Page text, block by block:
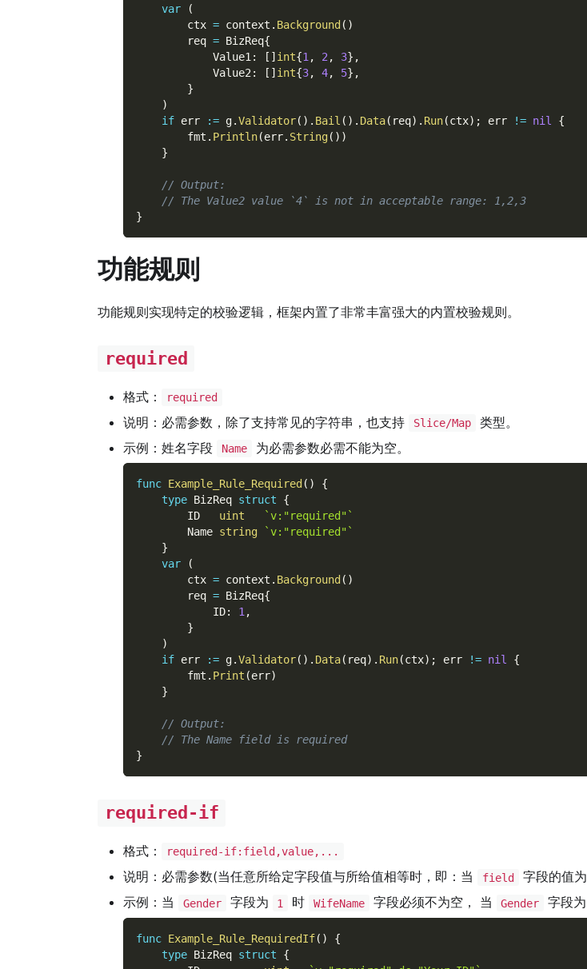
var
(
        ctx
= context . Background ( )
        req
= BizReq{
            Value1
: [ ] int{1 , 2 , 3} ,
            Value2
: [ ] int{3, 4, 5} ,
}
)
if err := g.Validator( ) . Bail ( ) . Data( req) . Run(ctx) ; err != nil
{
        fmt
. Println(err. String( ) )
}
// Output:
// The Value2 value `4` is not in acceptable range: 1,2,3
}
功能规则
功能规则实现特定的校验逻辑，框架内置了非常丰富强大的内置校验规则。
required
格式： required
说明：必需参数，除了支持常见的字符串，也支持 Slice/Map
类型。
示例：姓名字段
Name 为必需参数必需不能为空。
func Example_Rule_Required ( )
{
type BizReq struct
{
        ID
uint
`v:"required"`
        Name
string
`v:"required"`
}
var
(
        ctx
= context . Background ( )
        req
= BizReq{
            ID
: 1 ,
}
)
if err := g.Validator( ) . Data( req) . Run(ctx) ; err != nil
{
        fmt
. Print (err)
}
// Output:
// The Name field is required
}
required-if
格式： required-if:field,value,...
说明：必需参数(当任意所给定字段值与所给值相等时，即：当 field 字段的值为
示例：当
Gender 字段为 1 时 WifeName 字段必须不为空， 当 Gender 字段为
func Example_Rule_RequiredIf( )
{
type BizReq struct
{